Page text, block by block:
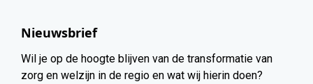
Nieuwsbrief
Wil je op de hoogte blijven van de transformatie van
zorg en welzijn in de regio en wat wij hierin doen?